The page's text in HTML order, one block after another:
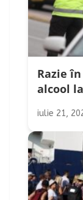
Razie
alcool
iulie 21,